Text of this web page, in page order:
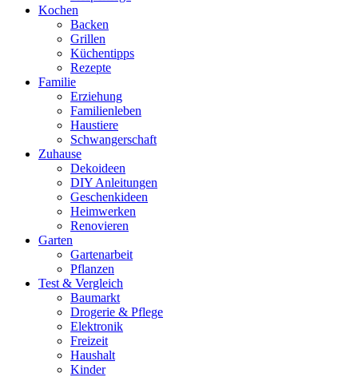
Kochen
Backen
Grillen
Küchentipps
Rezepte
Familie
Erziehung
Familienleben
Haustiere
Schwangerschaft
Zuhause
Dekoideen
DIY Anleitungen
Geschenkideen
Heimwerken
Renovieren
Garten
Gartenarbeit
Pflanzen
Test & Vergleich
Baumarkt
Drogerie & Pflege
Elektronik
Freizeit
Haushalt
Kinder